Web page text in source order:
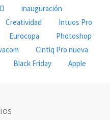
inauguración
Creatividad
Intuos Pro
Eurocopa
Photoshop
Cintiq Pro nueva
Black Friday
Apple